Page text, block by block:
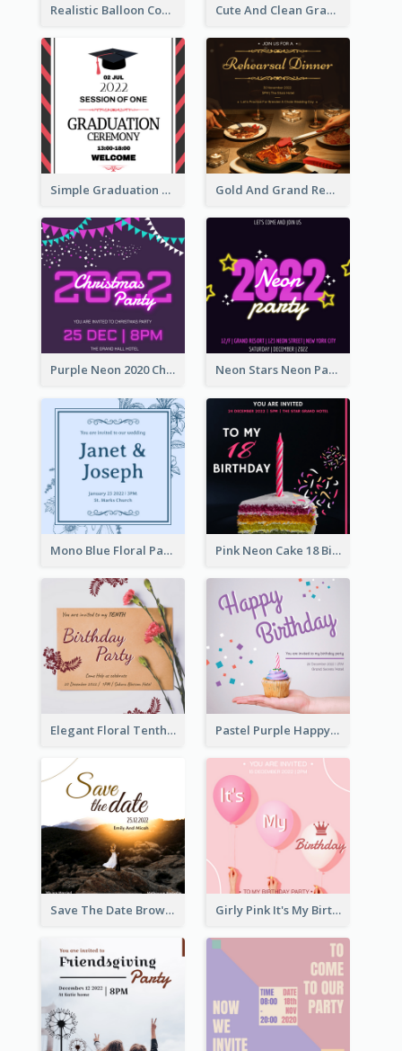
Realistic Balloon Cool Graduation Ceremony Design Cute And Clean Graduation Ceremony Invitation Design Ideas
Simple Graduation Ceremony Invitation Design Template Gold And Grand Rehearsal Dinner For Wedding Invitation
Purple Neon 2020 Christmas Party Invitation Neon Stars Neon Party 2020 Invitation
Mono Blue Floral Pattern Wedding Invitation Pink Neon Cake 18 Birthday Invitation
Elegant Floral Tenth Birthday Party Invitation Pastel Purple Happy Birthday Party Invitation
Save The Date Brown Marriage Invitation Girly Pink It's My Birthday Invitation